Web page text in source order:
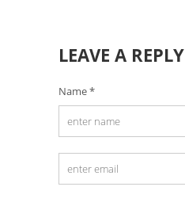
LEAVE A REPLY
Name *